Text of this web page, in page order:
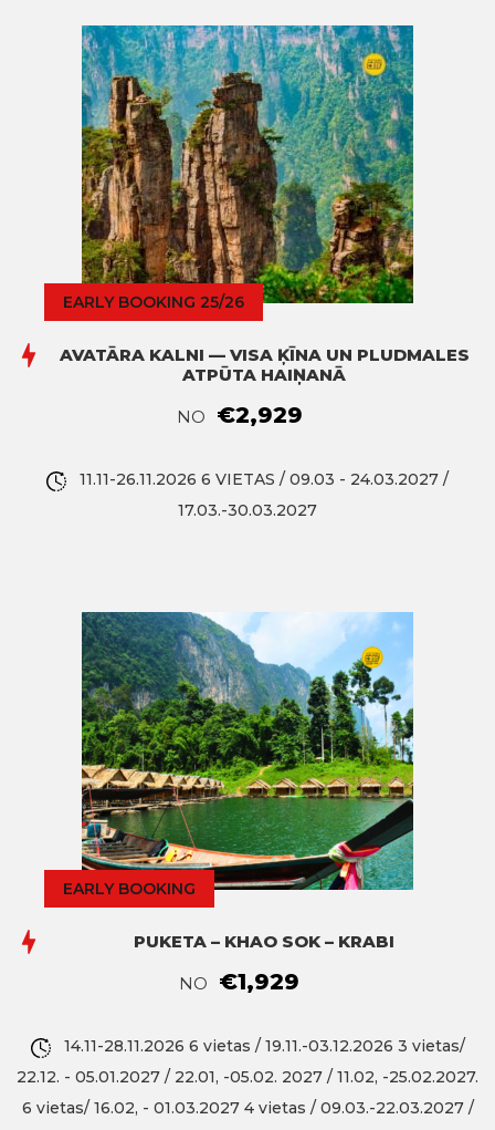
EARLY BOOKING 25/26
AVATĀRA KALNI — VISA ĶĪNA UN PLUDMALES
ATPŪTA HAIŅANĀ
NO
€2,929
11.11-26.11.2026 6 VIETAS / 09.03 - 24.03.2027 /
17.03.-30.03.2027
EARLY BOOKING
PUKETA – KHAO SOK – KRABI
NO
€1,929
14.11-28.11.2026 6 vietas / 19.11.-03.12.2026 3 vietas/
22.12. - 05.01.2027 / 22.01, -05.02. 2027 / 11.02, -25.02.2027.
6 vietas/ 16.02, - 01.03.2027 4 vietas / 09.03.-22.03.2027 /